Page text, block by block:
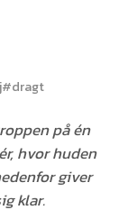
#dragt
på én
hvor huden
giver
klar.